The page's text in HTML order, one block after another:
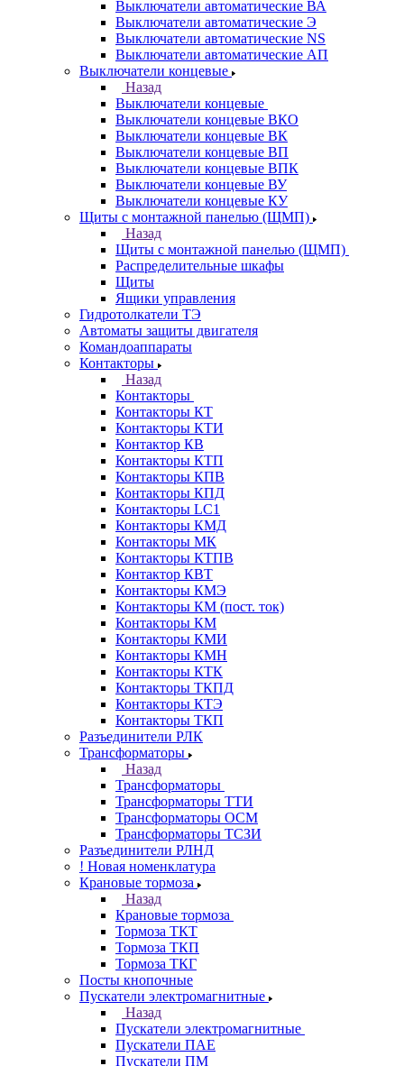
Выключатели автоматические ВА
Выключатели автоматические Э
Выключатели автоматические NS
Выключатели автоматические АП
Выключатели концевые
Назад
Выключатели концевые
Выключатели концевые ВКО
Выключатели концевые ВК
Выключатели концевые ВП
Выключатели концевые ВПК
Выключатели концевые ВУ
Выключатели концевые КУ
Щиты с монтажной панелью (ЩМП)
Назад
Щиты с монтажной панелью (ЩМП)
Распределительные шкафы
Щиты
Ящики управления
Гидротолкатели ТЭ
Автоматы защиты двигателя
Командоаппараты
Контакторы
Назад
Контакторы
Контакторы КТ
Контакторы КТИ
Контактор КВ
Контакторы КТП
Контакторы КПВ
Контакторы КПД
Контакторы LC1
Контакторы КМД
Контакторы МК
Контакторы КТПВ
Контактор КВТ
Контакторы КМЭ
Контакторы КМ (пост. ток)
Контакторы КМ
Контакторы КМИ
Контакторы КМН
Контакторы КТК
Контакторы ТКПД
Контакторы КТЭ
Контакторы ТКП
Разъединители РЛК
Трансформаторы
Назад
Трансформаторы
Трансформаторы ТТИ
Трансформаторы ОСМ
Трансформаторы ТСЗИ
Разъединители РЛНД
! Новая номенклатура
Крановые тормоза
Назад
Крановые тормоза
Тормоза ТКТ
Тормоза ТКП
Тормоза ТКГ
Посты кнопочные
Пускатели электромагнитные
Назад
Пускатели электромагнитные
Пускатели ПАЕ
Пускатели ПМ